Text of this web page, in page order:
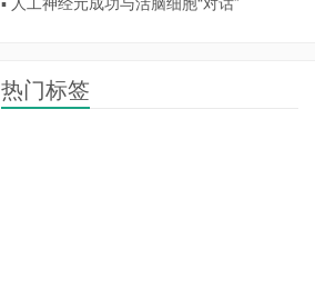
热门标签